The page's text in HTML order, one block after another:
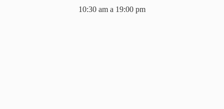
10:30 am a 19:00 pm